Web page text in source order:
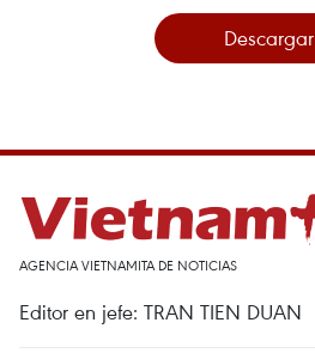
Descargar
AGENCIA VIETNAMITA DE NOTICIAS
Editor en jefe: TRAN TIEN DUAN